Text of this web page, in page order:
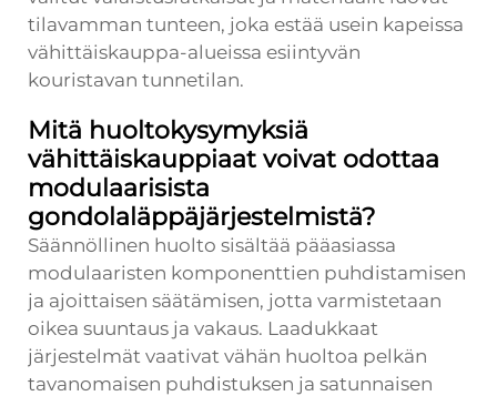
tilavamman tunteen, joka estää usein kapeissa
vähittäiskauppa-alueissa esiintyvän
kouristavan tunnetilan.
Mitä huoltokysymyksiä
vähittäiskauppiaat voivat odottaa
modulaarisista
gondolaläppäjärjestelmistä?
Säännöllinen huolto sisältää pääasiassa
modulaaristen komponenttien puhdistamisen
ja ajoittaisen säätämisen, jotta varmistetaan
oikea suuntaus ja vakaus. Laadukkaat
järjestelmät vaativat vähän huoltoa pelkän
tavanomaisen puhdistuksen ja satunnaisen